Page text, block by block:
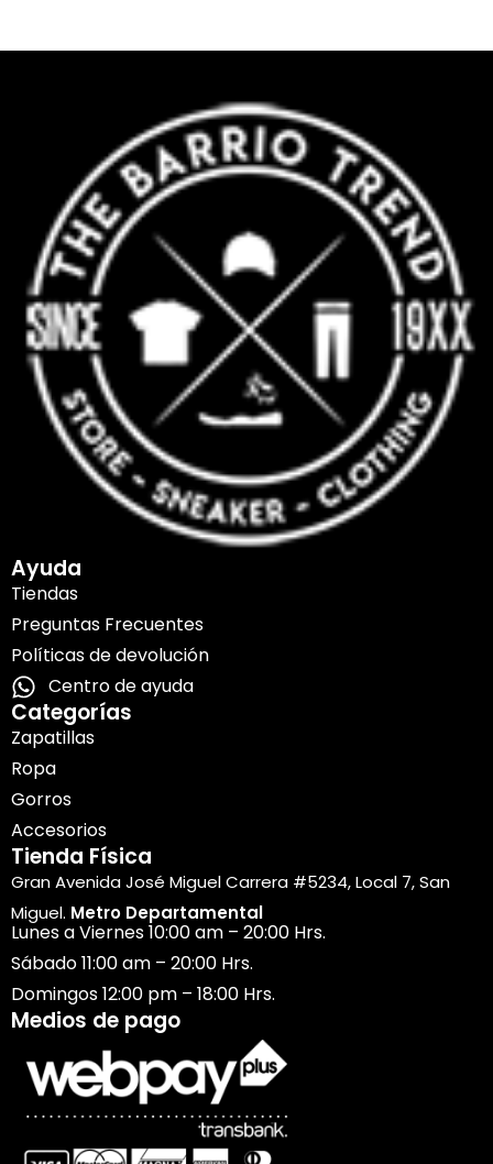
Ayuda
Tiendas
Preguntas Frecuentes
Políticas de devolución
Centro de ayuda
Categorías
Zapatillas
Ropa
Gorros
Accesorios
Tienda Física
Gran Avenida José Miguel Carrera #5234, Local 7, San
Miguel. Metro Departamental
Lunes a Viernes 10:00 am – 20:00 Hrs.
Sábado 11:00 am – 20:00 Hrs.
Domingos 12:00 pm – 18:00 Hrs.
Medios de pago